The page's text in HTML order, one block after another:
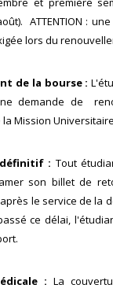
ATTENTION :
lors du
de la bourse :
demande de
Mission
: Tout
son billet de
le service de la
ce délai,
: La